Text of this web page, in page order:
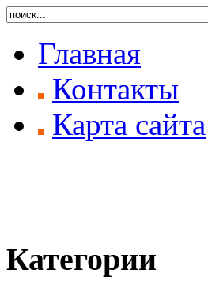
Главная
Контакты
Карта сайта
Категории